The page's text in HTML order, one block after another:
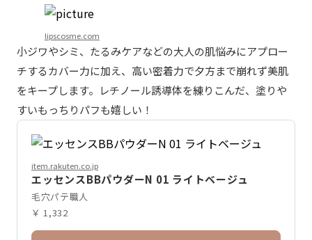
lipscosme.com
小ジワやシミ、たるみケアなどの大人の肌悩みにアプロー
チするカバー力に加え、高い密着力で夕方まで崩れず美肌
をキープします。レチノール誘導体を練りこんだ、塗りや
すいもっちりパフも嬉しい！
item.rakuten.co.jp
エッセンスBBパウダーN 01 ライトベージュ
毛穴パテ職人
￥ 1,332